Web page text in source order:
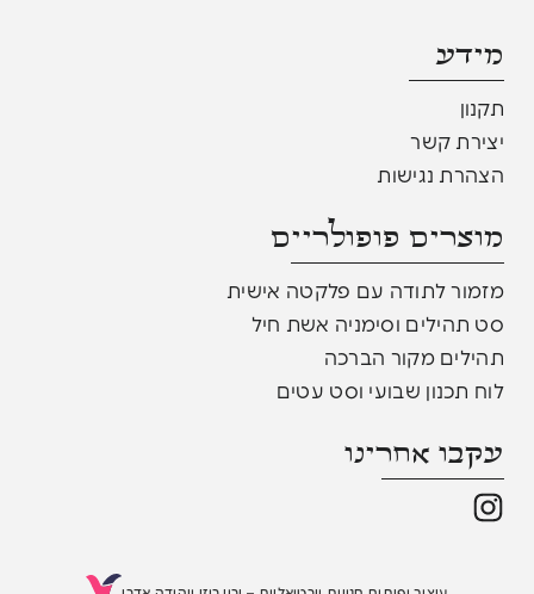
מידע
תקנון
יצירת קשר
הצהרת נגישות
מוצרים פופולריים​
מזמור לתודה עם פלקטה אישית
סט תהילים וסימניה אשת חיל
תהילים מקור הברכה
לוח תכנון שבועי וסט עטים
עקבו אחרינו